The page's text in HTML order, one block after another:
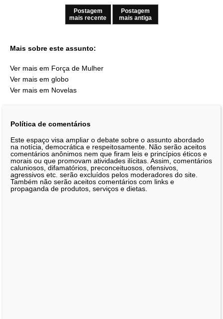
Postagem
mais recente
Postagem
mais antiga
Mais sobre este assunto:
Ver mais em Força de Mulher
Ver mais em globo
Ver mais em Novelas
Política de comentários
Este espaço visa ampliar o debate sobre o assunto abordado
na notícia, democrática e respeitosamente. Não serão aceitos
comentários anônimos nem que firam leis e princípios éticos e
morais ou que promovam atividades ilícitas. Assim, comentários
caluniosos, difamatórios, preconceituosos, ofensivos,
agressivos etc. serão excluídos pelos moderadores do site.
Também não serão aceitos comentários com links e
propaganda de produtos, serviços e dietas.